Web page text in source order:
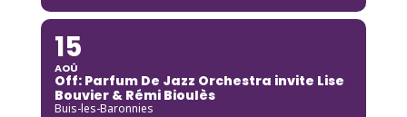
15
AOÛ
Off: Parfum De Jazz Orchestra invite Lise
Bouvier & Rémi Bioulès
Buis-les-Baronnies